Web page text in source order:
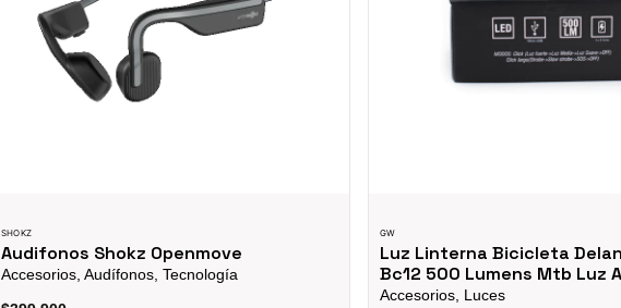
SHOKZ
Audifonos Shokz Openmove
Accesorios, Audífonos, Tecnología
GW
Luz Linterna Bicicleta
Bc12 500 Lumens Mtb Luz
Accesorios, Luces